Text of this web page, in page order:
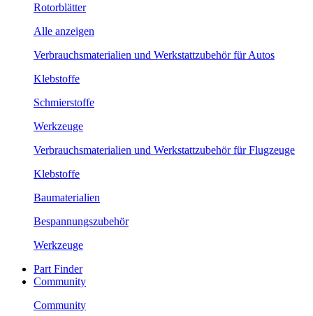
Rotorblätter
Alle anzeigen
Verbrauchsmaterialien und Werkstattzubehör für Autos
Klebstoffe
Schmierstoffe
Werkzeuge
Verbrauchsmaterialien und Werkstattzubehör für Flugzeuge
Klebstoffe
Baumaterialien
Bespannungszubehör
Werkzeuge
Part Finder
Community
Community